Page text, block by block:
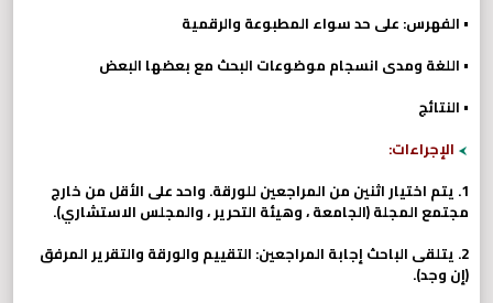
• الفهرس: على حد سواء المطبوعة والرقمية
• اللغة ومدى انسجام موضوعات البحث مع بعضها البعض
• النتائج
الإجراءات:
1. يتم اختيار اثنين من المراجعين للورقة. واحد على الأقل من خارج
مجتمع المجلة (الجامعة ، وهيئة التحرير ، والمجلس الاستشاري).
2. يتلقى الباحث إجابة المراجعين: التقييم والورقة والتقرير المرفق
(إن وجد).